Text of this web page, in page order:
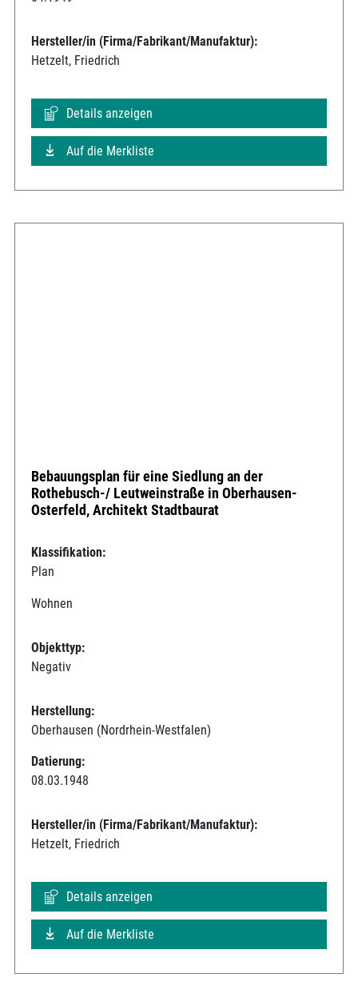
Hersteller/in (Firma/Fabrikant/Manufaktur):
Hetzelt, Friedrich
Details anzeigen
Auf die Merkliste
Bebauungsplan für eine Siedlung an der
Rothebusch-/ Leutweinstraße in Oberhausen-
Osterfeld, Architekt Stadtbaurat
Klassifikation:
Plan
Wohnen
Objekttyp:
Negativ
Herstellung:
Oberhausen (Nordrhein-Westfalen)
Datierung:
08.03.1948
Hersteller/in (Firma/Fabrikant/Manufaktur):
Hetzelt, Friedrich
Details anzeigen
Auf die Merkliste